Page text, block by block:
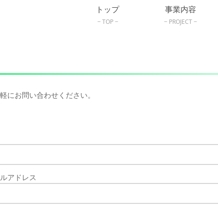
トップ
TOP
事業内容
PROJECT
にお問い合わせください。
アドレス